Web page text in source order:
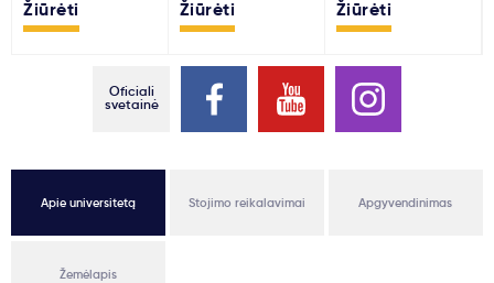
Naujienos
Žiūrėti Žiūrėti Žiūrėti
Oficiali
svetainė
Apie universitetą Stojimo reikalavimai Apgyvendinimas
Žemėlapis